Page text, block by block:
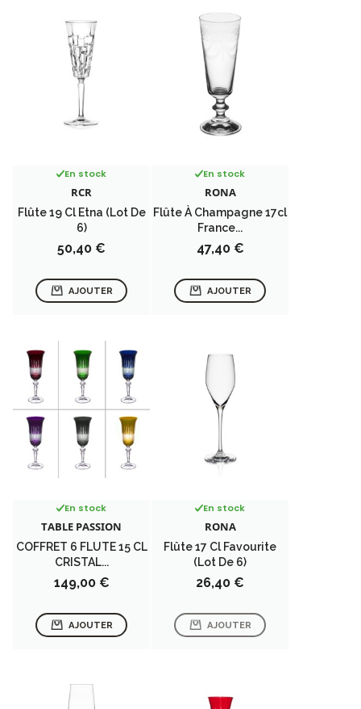
En stock
RCR
Flûte 19 Cl Etna (lot De
6)
Prix
50,40 €
AJOUTER
En stock
RONA
Flûte À Champagne 17cl
France...
Prix
47,40 €
AJOUTER
En stock
TABLE PASSION
COFFRET 6 FLUTE 15 CL
CRISTAL...
Prix
149,00 €
AJOUTER
En stock
RONA
Flûte 17 Cl Favourite
(lot De 6)
Prix
26,40 €
AJOUTER